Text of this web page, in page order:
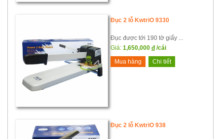
Đục 2 lỗ KwtriO 9330
Đục được tới 190 tờ giấy ...
Giá: 1,650,000 đ /cái
Mua hàng
Chi tiết
Đục 2 lỗ KwtriO 938